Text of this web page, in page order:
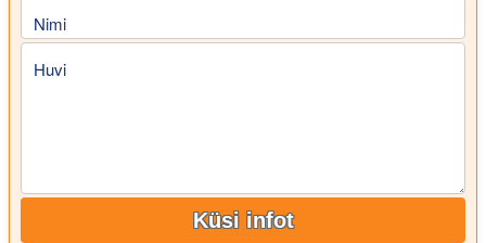
Nimi
Huvi
Küsi infot